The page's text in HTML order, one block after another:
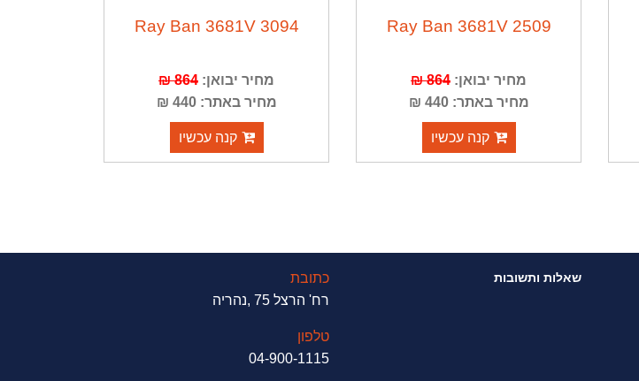
Ray Ban 3681V 2509
מחיר יבואן: 864 ₪
מחיר באתר: 440 ₪
קנה עכשיו
Ray Ban 3681V 3094
מחיר יבואן: 864 ₪
מחיר באתר: 440 ₪
קנה עכשיו
שאלות ותשובות
כתובת
רח' הרצל 75 ,נהריה
טלפון
04-900-1115